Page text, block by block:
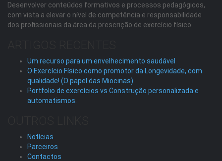
Desenvolver conteúdos formativos e processos pedagógicos,
com vista a elevar o nível de competência e responsabilidade
dos profissionais da área da prescrição de exercício físico.
Um recurso para um envelhecimento saudável
O Exercício Físico como promotor da Longevidade, com
qualidade! (O papel das Miocinas)
Portfolio de exercícios vs Construção personalizada e
automatismos.
Notícias
Parceiros
Contactos